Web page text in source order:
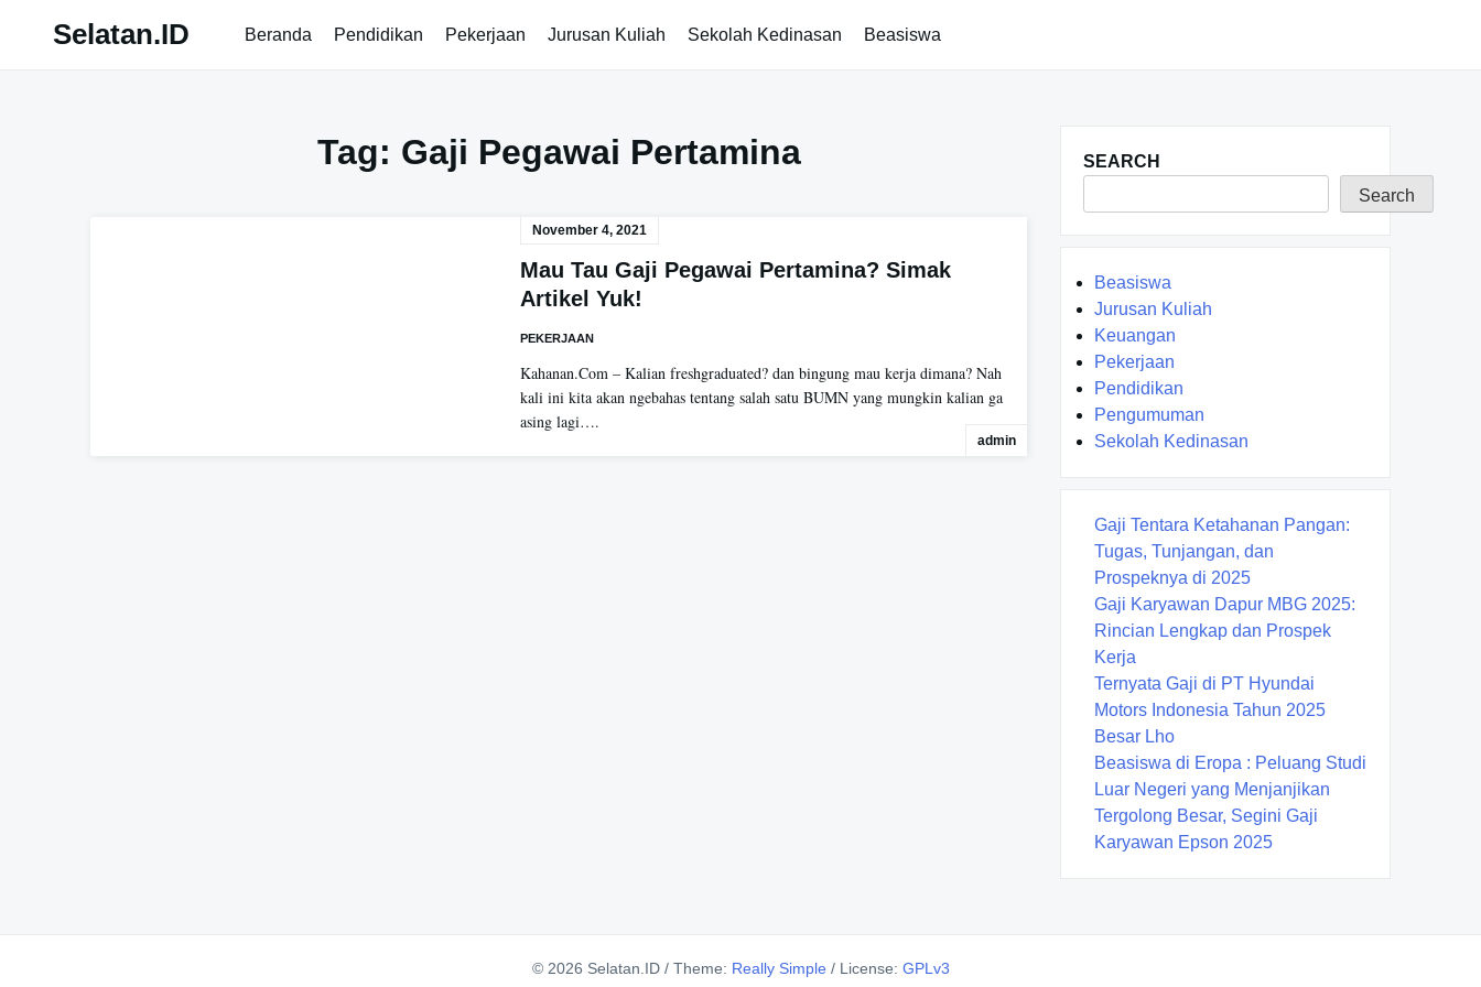
Selatan.ID Beranda Pendidikan Pekerjaan Jurusan Kuliah Sekolah Kedinasan Beasiswa
Tag: Gaji Pegawai Pertamina
November 4, 2021
Mau Tau Gaji Pegawai Pertamina? Simak
Artikel Yuk!
PEKERJAAN
Kahanan.Com – Kalian freshgraduated? dan bingung mau kerja dimana? Nah
kali ini kita akan ngebahas tentang salah satu BUMN yang mungkin kalian ga
asing lagi….
admin
SEARCH
Search
Beasiswa
Jurusan Kuliah
Keuangan
Pekerjaan
Pendidikan
Pengumuman
Sekolah Kedinasan
Gaji Tentara Ketahanan Pangan:
Tugas, Tunjangan, dan
Prospeknya di 2025
Gaji Karyawan Dapur MBG 2025:
Rincian Lengkap dan Prospek
Kerja
Ternyata Gaji di PT Hyundai
Motors Indonesia Tahun 2025
Besar Lho
Beasiswa di Eropa : Peluang Studi
Luar Negeri yang Menjanjikan
Tergolong Besar, Segini Gaji
Karyawan Epson 2025
© 2026 Selatan.ID / Theme: Really Simple / License: GPLv3